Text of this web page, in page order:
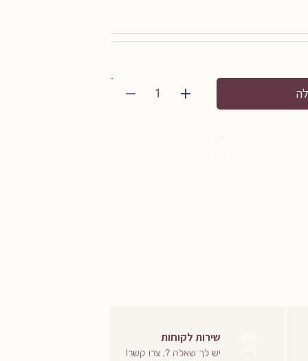
1
יש לך שאלה ?, צרו קשר!
שירות לקוחות